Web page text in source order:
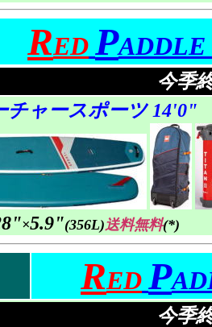
RED PADDLE
今季
チャースポーツ 14'0"
×5.9"(356L)送料無料(*)
RED P
今季